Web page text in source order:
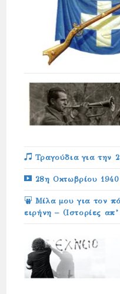
Τραγούδια για την
28η Οκτωβρίου
Μίλα μου για τον
ειρήνη – (Ιστορίες